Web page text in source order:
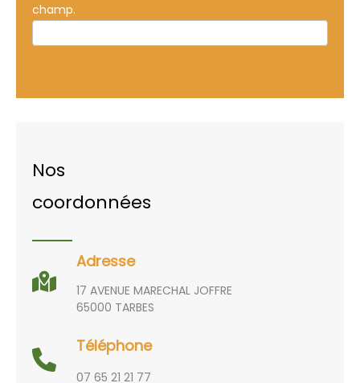
champ.
Nos
coordonnées
Adresse
17 AVENUE MARECHAL JOFFRE
65000 TARBES
Téléphone
07 65 21 21 77